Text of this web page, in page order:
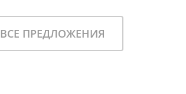
ВСЕ ПРЕДЛОЖЕНИЯ